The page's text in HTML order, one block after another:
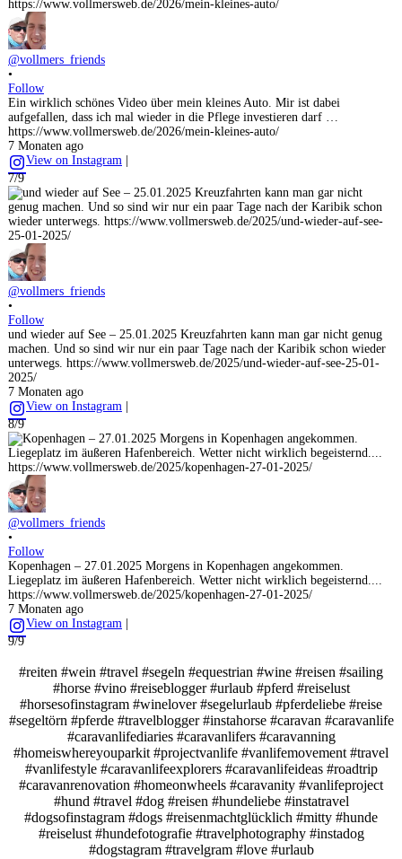
@vollmers_friends
•
Follow
Ein wirklich schönes Video über mein kleines Auto. Mir ist dabei
aufgefallen, dass ich mal wieder in die Pflege investieren darf …
https://www.vollmersweb.de/2026/mein-kleines-auto/
7 Monaten ago
View on Instagram
7/9
@vollmers_friends
•
Follow
und wieder auf See – 25.01.2025 Kreuzfahrten kann man gar nicht genug
machen. Und so sind wir nur ein paar Tage nach der Karibik schon wieder
unterwegs. https://www.vollmersweb.de/2025/und-wieder-auf-see-25-01-
2025/
7 Monaten ago
View on Instagram
8/9
@vollmers_friends
•
Follow
Kopenhagen – 27.01.2025 Morgens in Kopenhagen angekommen.
Liegeplatz im äußeren Hafenbereich. Wetter nicht wirklich begeisternd....
https://www.vollmersweb.de/2025/kopenhagen-27-01-2025/
7 Monaten ago
View on Instagram
9/9
#reiten #wein #travel #segeln #equestrian #wine #reisen #sailing
#horse #vino #reiseblogger #urlaub #pferd #reiselust
#horsesofinstagram #winelover #segelurlaub #pferdeliebe #reise
#segeltörn #pferde #travelblogger #instahorse #caravan #caravanlife
#caravanlifediaries #caravanlifers #caravanning
#homeiswhereyouparkit #projectvanlife #vanlifemovement #travel
#vanlifestyle #caravanlifeexplorers #caravanlifeideas #roadtrip
#caravanrenovation #homeonwheels #caravanity #vanlifeproject
#hund #travel #dog #reisen #hundeliebe #instatravel
#dogsofinstagram #dogs #reisenmachtglücklich #mitty #hunde
#reiselust #hundefotografie #travelphotography #instadog
#dogstagram #travelgram #love #urlaub